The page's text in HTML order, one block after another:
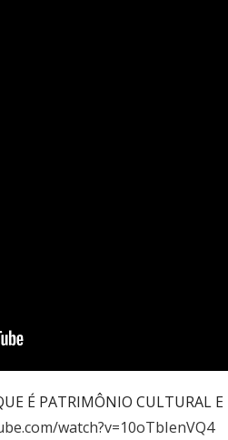
É PATRIMÔNIO CULTURAL E
watch?v=10oTbIenVQ4